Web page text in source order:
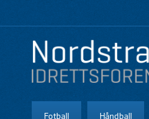
Fotball Håndball